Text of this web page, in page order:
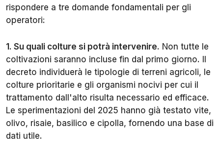
rispondere a tre domande fondamentali per gli
operatori:
1. Su quali colture si potrà intervenire. Non tutte le
coltivazioni saranno incluse fin dal primo giorno. Il
decreto individuerà le tipologie di terreni agricoli, le
colture prioritarie e gli organismi nocivi per cui il
trattamento dall'alto risulta necessario ed efficace.
Le sperimentazioni del 2025 hanno già testato vite,
olivo, risaie, basilico e cipolla, fornendo una base di
dati utile.